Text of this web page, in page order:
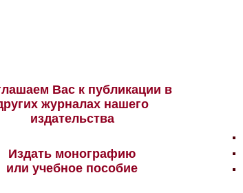
Вас к публикации в
журналах нашего
издательства
Издать монографию
или учебное пособие